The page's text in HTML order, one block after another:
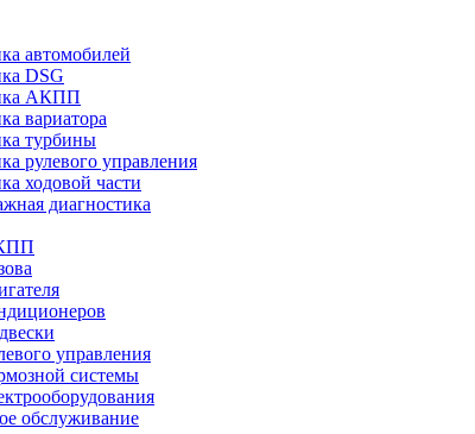
автомобилей
DSG
АКПП
вариатора
турбины
рулевого управления
ходовой части
диагностика
управления
системы
обслуживание